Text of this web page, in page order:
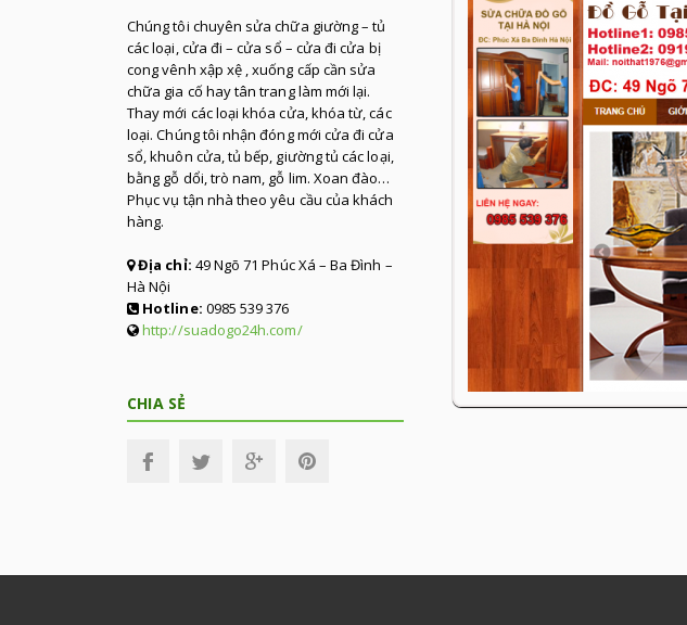
Chúng tôi chuyên sửa chữa giường – tủ
các loại, cửa đi – cửa sổ – cửa đi cửa bị
cong vênh xập xệ , xuống cấp cần sửa
chữa gia cố hay tân trang làm mới lại.
Thay mới các loại khóa cửa, khóa từ, các
loại. Chúng tôi nhận đóng mới cửa đi cửa
sổ, khuôn cửa, tủ bếp, giường tủ các loại,
bằng gỗ dổi, trò nam, gỗ lim. Xoan đào…
Phục vụ tận nhà theo yêu cầu của khách
hàng.
Địa chỉ: 49 Ngõ 71 Phúc Xá – Ba Đình –
Hà Nội
Hotline: 0985 539 376
http://suadogo24h.com/
CHIA SẺ